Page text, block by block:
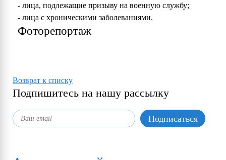
- лица, подлежащие призыву на военную службу;
- лица с хроническими заболеваниями.
Фоторепортаж
Возврат к списку
Подпишитесь на нашу рассылку